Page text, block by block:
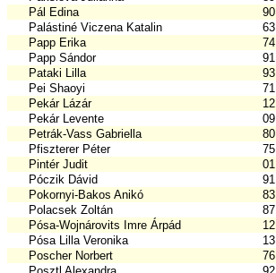
Pál Edina
90
Palástiné Viczena Katalin
63
Papp Erika
74
Papp Sándor
91
Pataki Lilla
93
Pei Shaoyi
71
Pekár Lázár
12
Pekár Levente
09
Petrák-Vass Gabriella
80
Pfiszterer Péter
75
Pintér Judit
01
Póczik Dávid
91
Pokornyi-Bakos Anikó
83
Polacsek Zoltán
87
Pósa-Wojnárovits Imre Árpád
12
Pósa Lilla Veronika
13
Poscher Norbert
76